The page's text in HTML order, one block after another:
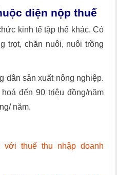
diện nộp thuế
kinh tế tập thể khác. Có
trọt, chăn nuôi, nuôi trồng
dân sản xuất nông nghiệp.
đến 90 triệu đồng/năm
năm.
với thuế thu nhập doanh